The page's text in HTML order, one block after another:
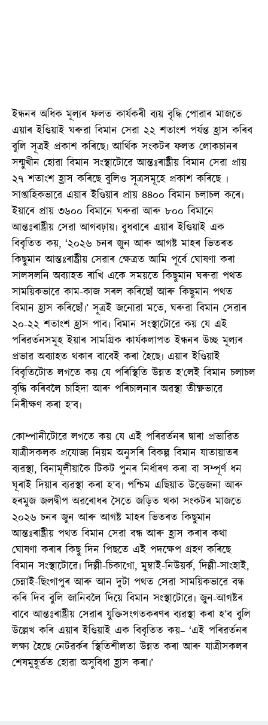
ইন্ধনৰ অধিক মূল্যৰ ফলত কাৰ্যকৰী ব্যয় বৃদ্ধি পোৱাৰ মাজতে
এয়াৰ ইণ্ডিয়াই ঘৰুৱা বিমান সেৱা ২২ শতাংশ পৰ্যন্ত হ্ৰাস কৰিব
বুলি সূত্ৰই প্ৰকাশ কৰিছে৷ আৰ্থিক সংকটৰ ফলত লোকচানৰ
সন্মুখীন হোৱা বিমান সংস্থাটোৱে আন্তঃৰাষ্ট্ৰীয় বিমান সেৱা প্ৰায়
২৭ শতাংশ হ্ৰাস কৰিছে বুলিও সূত্ৰসমূহে প্ৰকাশ কৰিছে ৷
সাপ্তাহিকভাৱে এয়াৰ ইণ্ডিয়াৰ প্ৰায় ৪৪০০ বিমান চলাচল কৰে৷
ইয়াৰে প্ৰায় ৩৬০০ বিমানে ঘৰুৱা আৰু ৮০০ বিমানে
আন্তঃৰাষ্ট্ৰীয় সেৱা আগবঢ়ায়৷ বুধবাৰে এয়াৰ ইণ্ডিয়াই এক
বিবৃতিত কয়, ‘২০২৬ চনৰ জুন আৰু আগষ্ট মাহৰ ভিতৰত
কিছুমান আন্তঃৰাষ্ট্ৰীয় সেৱাৰ ক্ষেত্ৰত আমি পূৰ্বে ঘোষণা কৰা
সালসলনি অব্যাহত ৰাখি একে সময়তে কিছুমান ঘৰুৱা পথত
সাময়িকভাৱে কাম-কাজ সৰল কৰিছোঁ আৰু কিছুমান পথত
বিমান হ্ৰাস কৰিছোঁ৷’ সূত্ৰই জনোৱা মতে, ঘৰুৱা বিমান সেৱাৰ
২০-২২ শতাংশ হ্ৰাস পাব৷ বিমান সংস্থাটোৱে কয় যে এই
পৰিৱৰ্তনসমূহ ইয়াৰ সামগ্ৰিক কাৰ্যকলাপত ইন্ধনৰ উচ্ছ মূল্যৰ
প্ৰভাৱ অব্যাহত থকাৰ বাবেই কৰা হৈছে৷ এয়াৰ ইণ্ডিয়াই
বিবৃতিটোত লগতে কয় যে পৰিস্থিতি উন্নত হ’লেই বিমান চলাচল
বৃদ্ধি কৰিবলৈ চাহিদা আৰু পৰিচালনাৰ অৱস্থা তীক্ষ্ণভাৱে
নিৰীক্ষণ কৰা হ’ব৷
কোম্পানীটোৱে লগতে কয় যে এই পৰিৱৰ্তনৰ দ্বাৰা প্ৰভাৱিত
যাত্ৰীসকলক প্ৰযোজ্য নিয়ম অনুসৰি বিকল্প বিমান যাতায়াতৰ
ব্যৱস্থা, বিনামূলীয়াকৈ টিকট পুনৰ নিৰ্ধাৰণ কৰা বা সম্পূৰ্ণ ধন
ঘূৰাই দিয়াৰ ব্যৱস্থা কৰা হ’ব৷ পশ্চিম এছিয়াত উত্তেজনা আৰু
হৰমুজ জলদ্বীপ অৱৰোধৰ সৈতে জড়িত থকা সংকটৰ মাজতে
২০২৬ চনৰ জুন আৰু আগষ্ট মাহৰ ভিতৰত কিছুমান
আন্তঃৰাষ্ট্ৰীয় পথত বিমান সেৱা বন্ধ আৰু হ্ৰাস কৰাৰ কথা
ঘোষণা কৰাৰ কিছু দিন পিছতে এই পদক্ষেপ গ্ৰহণ কৰিছে
বিমান সংস্থাটোৱে৷ দিল্লী-চিকাগো, মুম্বাই-নিউয়ৰ্ক, দিল্লী-সাংহাই,
চেন্নাই-ছিংগাপুৰ আৰু আন দুটা পথত সেৱা সাময়িকভাৱে বন্ধ
কৰি দিব বুলি জানিবলৈ দিয়ে বিমান সংস্থাটোৱে৷ জুন-আগষ্টৰ
বাবে আন্তঃৰাষ্ট্ৰীয় সেৱাৰ যুক্তিসংগতকৰণৰ ব্যৱস্থা কৰা হ’ব বুলি
উল্লেখ কৰি এয়াৰ ইণ্ডিয়াই এক বিবৃতিত কয়– ‘এই পৰিৱৰ্তনৰ
লক্ষ্য হৈছে নেটৱৰ্কৰ স্থিতিশীলতা উন্নত কৰা আৰু যাত্ৰীসকলৰ
শেষমুহূৰ্তত হোৱা অসুবিধা হ্ৰাস কৰা৷’